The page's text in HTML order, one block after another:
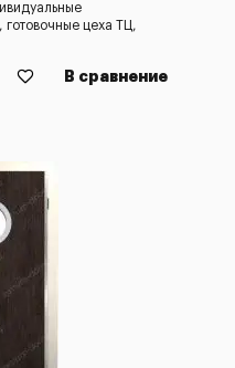
готовочные цеха ТЦ,
В сравнение